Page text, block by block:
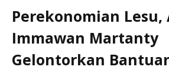
Perekonomian Lesu,
Immawan Martanty
Gelontorkan